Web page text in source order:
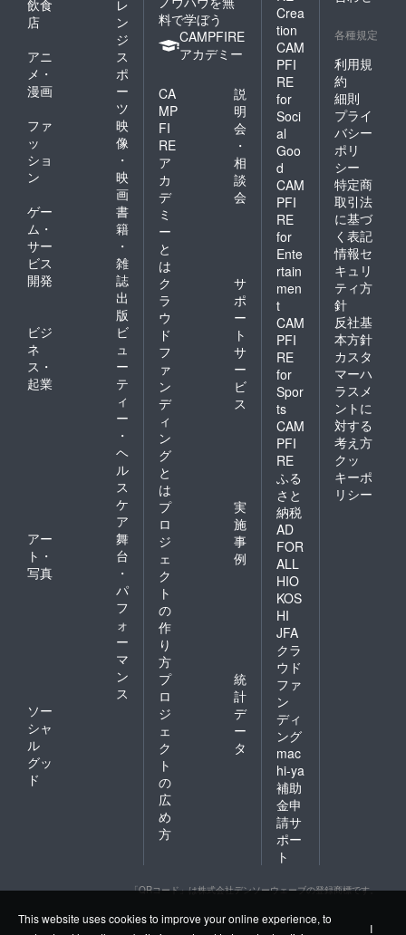
This website uses cookies to improve your online experience, to
I
飲食
店
レ
ン
ジ
アニ
メ・
漫画
ス
ポ
ー
ツ
ファ
ッ
ショ
ン
映
像
・
映
画
ゲー
ム・
サー
ビス
開発
書
籍
・
雑
誌
出
版
ビジ
ネ
ス・
起業
ビ
ュ
ー
テ
ィ
ー
・
ヘ
ル
ス
ケ
ア
アー
ト・
写真
舞
台
・
パ
フ
ォ
ー
マ
ン
ス
ソー
シャ
ル
グッ
ド
料で学ぼう
CAMPFIRE
アカデミー
CA
MP
FI
RE
ア
カ
デ
ミ
ー
と
は
説
明
会
・
相
談
会
ク
ラ
ウ
ド
フ
ァ
ン
デ
ィ
ン
グ
と
は
サ
ポ
ー
ト
サ
ー
ビ
ス
プ
ロ
ジ
ェ
ク
ト
の
作
り
方
実
施
事
例
プ
ロ
ジ
ェ
ク
ト
の
広
め
方
統
計
デ
ー
タ
Crea
tion
CAM
PFI
RE
for
Soci
al
Goo
d
CAM
PFI
RE
for
Ente
rtain
men
t
CAM
PFI
RE
for
Spor
ts
CAM
PFI
RE
ふる
さと
納税
AD
FOR
ALL
HIO
KOS
HI
JFA
クラ
ウド
ファ
ン
ディ
ング
mac
hi-ya
補助
金申
請サ
ポー
ト
各種規定
利用規
約
細則
プライ
バシー
ポリ
シー
特定商
取引法
に基づ
く表記
情報セ
キュリ
ティ方
針
反社基
本方針
カスタ
マーハ
ラスメ
ントに
対する
考え方
クッ
キーポ
リシー
「QRコード」は株式会社デンソーウェーブの登録商標です。